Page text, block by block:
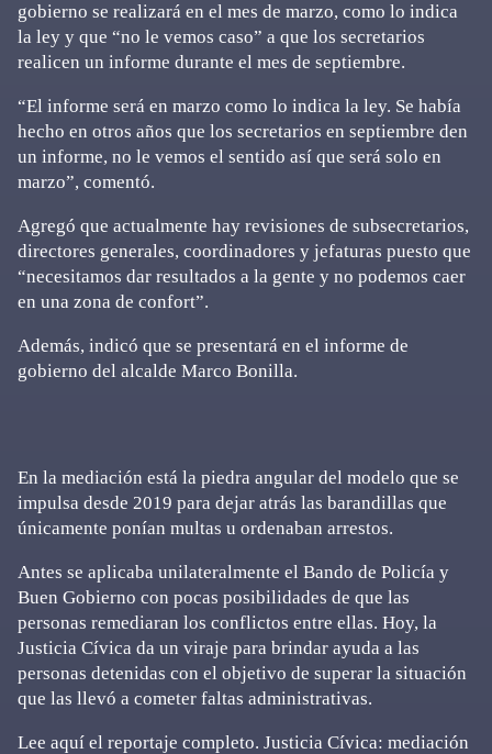
gobierno se realizará en el mes de marzo, como lo indica
la ley y que “no le vemos caso” a que los secretarios
realicen un informe durante el mes de septiembre.
“El informe será en marzo como lo indica la ley. Se había
hecho en otros años que los secretarios en septiembre den
un informe, no le vemos el sentido así que será solo en
marzo”, comentó.
Agregó que actualmente hay revisiones de subsecretarios,
directores generales, coordinadores y jefaturas puesto que
“necesitamos dar resultados a la gente y no podemos caer
en una zona de confort”.
Además, indicó que se presentará en el informe de
gobierno del alcalde Marco Bonilla.
En la mediación está la piedra angular del modelo que se
impulsa desde 2019 para dejar atrás las barandillas que
únicamente ponían multas u ordenaban arrestos.
Antes se aplicaba unilateralmente el Bando de Policía y
Buen Gobierno con pocas posibilidades de que las
personas remediaran los conflictos entre ellas. Hoy, la
Justicia Cívica da un viraje para brindar ayuda a las
personas detenidas con el objetivo de superar la situación
que las llevó a cometer faltas administrativas.
Lee aquí el reportaje completo. Justicia Cívica: mediación